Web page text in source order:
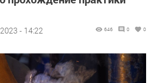
- 14:22 646 0 0